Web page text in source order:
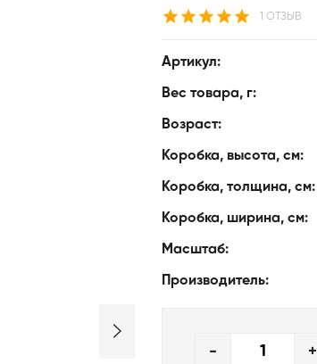
1 ОТЗЫВ
Артикул:
Вес товара, г:
Возраст:
Коробка, высота, см:
Коробка, толщина, см:
Коробка, ширина, см:
Масштаб:
Производитель:
- +